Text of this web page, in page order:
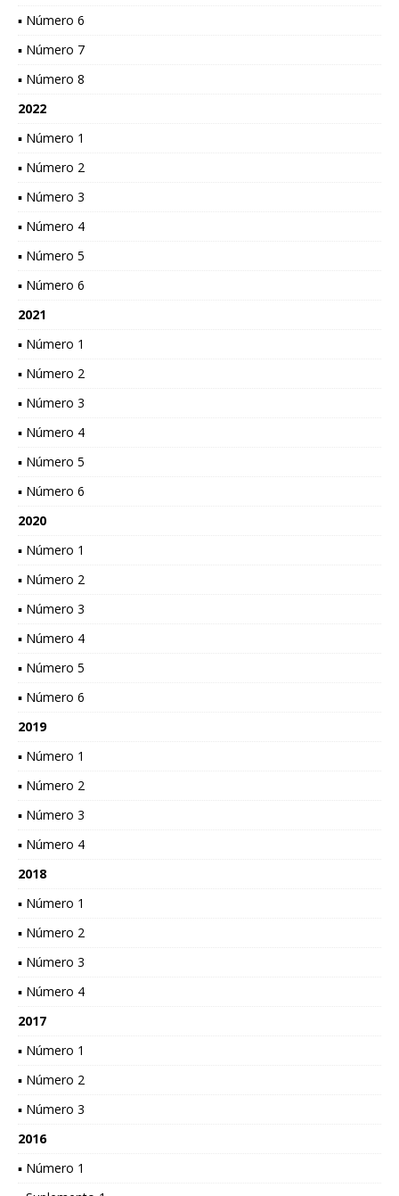
▪ Número 6
▪ Número 7
▪ Número 8
2022
▪ Número 1
▪ Número 2
▪ Número 3
▪ Número 4
▪ Número 5
▪ Número 6
2021
▪ Número 1
▪ Número 2
▪ Número 3
▪ Número 4
▪ Número 5
▪ Número 6
2020
▪ Número 1
▪ Número 2
▪ Número 3
▪ Número 4
▪ Número 5
▪ Número 6
2019
▪ Número 1
▪ Número 2
▪ Número 3
▪ Número 4
2018
▪ Número 1
▪ Número 2
▪ Número 3
▪ Número 4
2017
▪ Número 1
▪ Número 2
▪ Número 3
2016
▪ Número 1